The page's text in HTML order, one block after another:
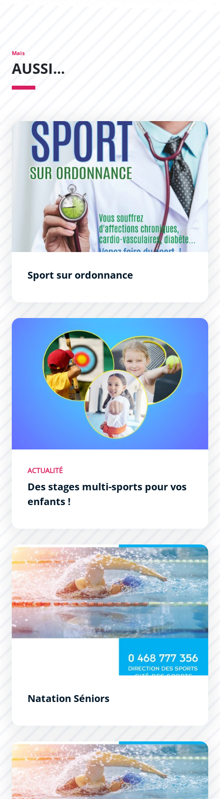
Mais
AUSSI...
Sport sur ordonnance
Sport sur ordonnance
Des stages multi-sports pour vos enfants !
ACTUALITÉ
Des stages multi-sports pour vos
enfants !
Natation Séniors
Natation Séniors
École Municipale de Natation